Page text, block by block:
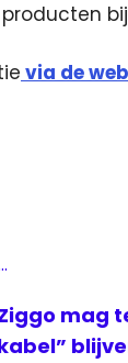
bij
via de
mag